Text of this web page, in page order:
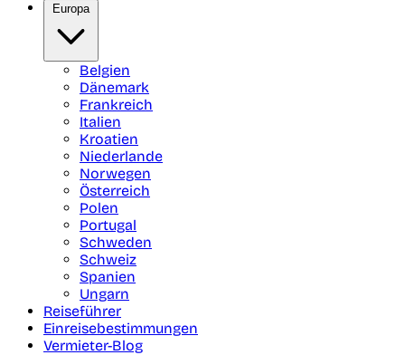
Europa
Belgien
Dänemark
Frankreich
Italien
Kroatien
Niederlande
Norwegen
Österreich
Polen
Portugal
Schweden
Schweiz
Spanien
Ungarn
Reiseführer
Einreisebestimmungen
Vermieter-Blog